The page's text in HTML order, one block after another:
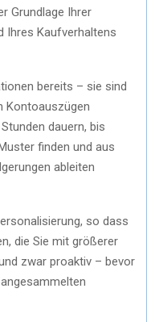
Grundlage Ihrer
Ihres Kaufverhaltens
bereits – sie sind
Kontoauszügen
dauern, bis
finden und aus
ableiten
so dass
die Sie mit größerer
zwar proaktiv – bevor